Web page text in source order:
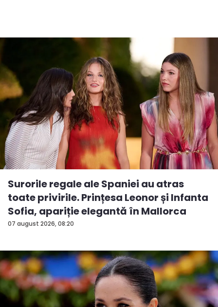
07 august 2026, 08:20
Surorile regale ale Spaniei au atras
toate privirile. Prințesa Leonor și Infanta
Sofia, apariție elegantă în Mallorca